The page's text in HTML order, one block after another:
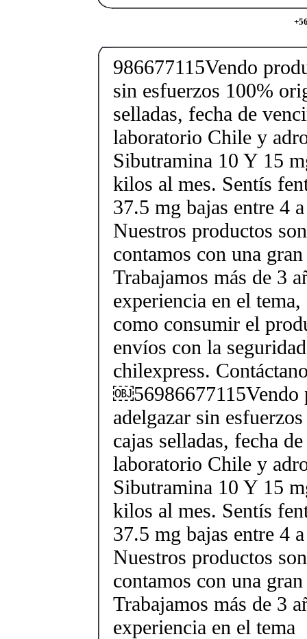
986677115Vendo
sin esfuerzos 100%
selladas, fecha de
laboratorio Chile y
Sibutramina 10 Y 15
kilos al mes. Sentís
37.5 mg bajas entre 4
Nuestros productos
contamos con una
Trabajamos más de 3
experiencia en el
como consumir el
envíos con la
chilexpress.
￼56986677115Vendo
adelgazar sin
cajas selladas, fecha
laboratorio Chile y
Sibutramina 10 Y 15
kilos al mes. Sentís
37.5 mg bajas entre 4
Nuestros productos
contamos con una
Trabajamos más de 3
experiencia en el tema